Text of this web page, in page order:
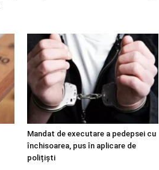
Mandat de executare a pedepsei cu
închisoarea, pus în aplicare de
polițiști